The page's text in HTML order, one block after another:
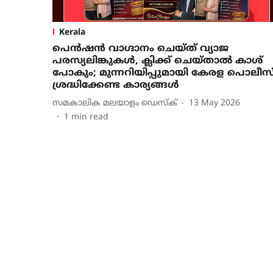
Kerala
പെൻഷൻ വാ​ഗ്ദാനം ചെയ്ത് വ്യാജ
പരസ്യലിങ്കുകൾ, ക്ലിക്ക് ചെയ്താൽ കാശ്
പോകും; മുന്നറിയിപ്പുമായി കേരള
ശ്രദ്ധിക്കേണ്ട കാര്യങ്ങൾ
സമകാലിക മലയാളം ഡെസ്ക്
13 May 2026
1 min read